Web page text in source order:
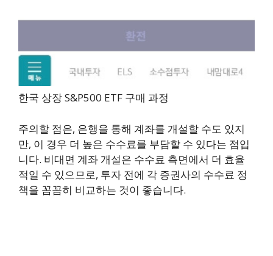
한국 상장 S&P500 ETF 구매 과정
주의할 점은, 은행을 통해 계좌를 개설할 수도 있지
만, 이 경우 더 높은 수수료를 부담할 수 있다는 점입
니다. 비대면 계좌 개설은 수수료 측면에서 더 효율
적일 수 있으므로, 투자 전에 각 증권사의 수수료 정
책을 꼼꼼히 비교하는 것이 좋습니다.